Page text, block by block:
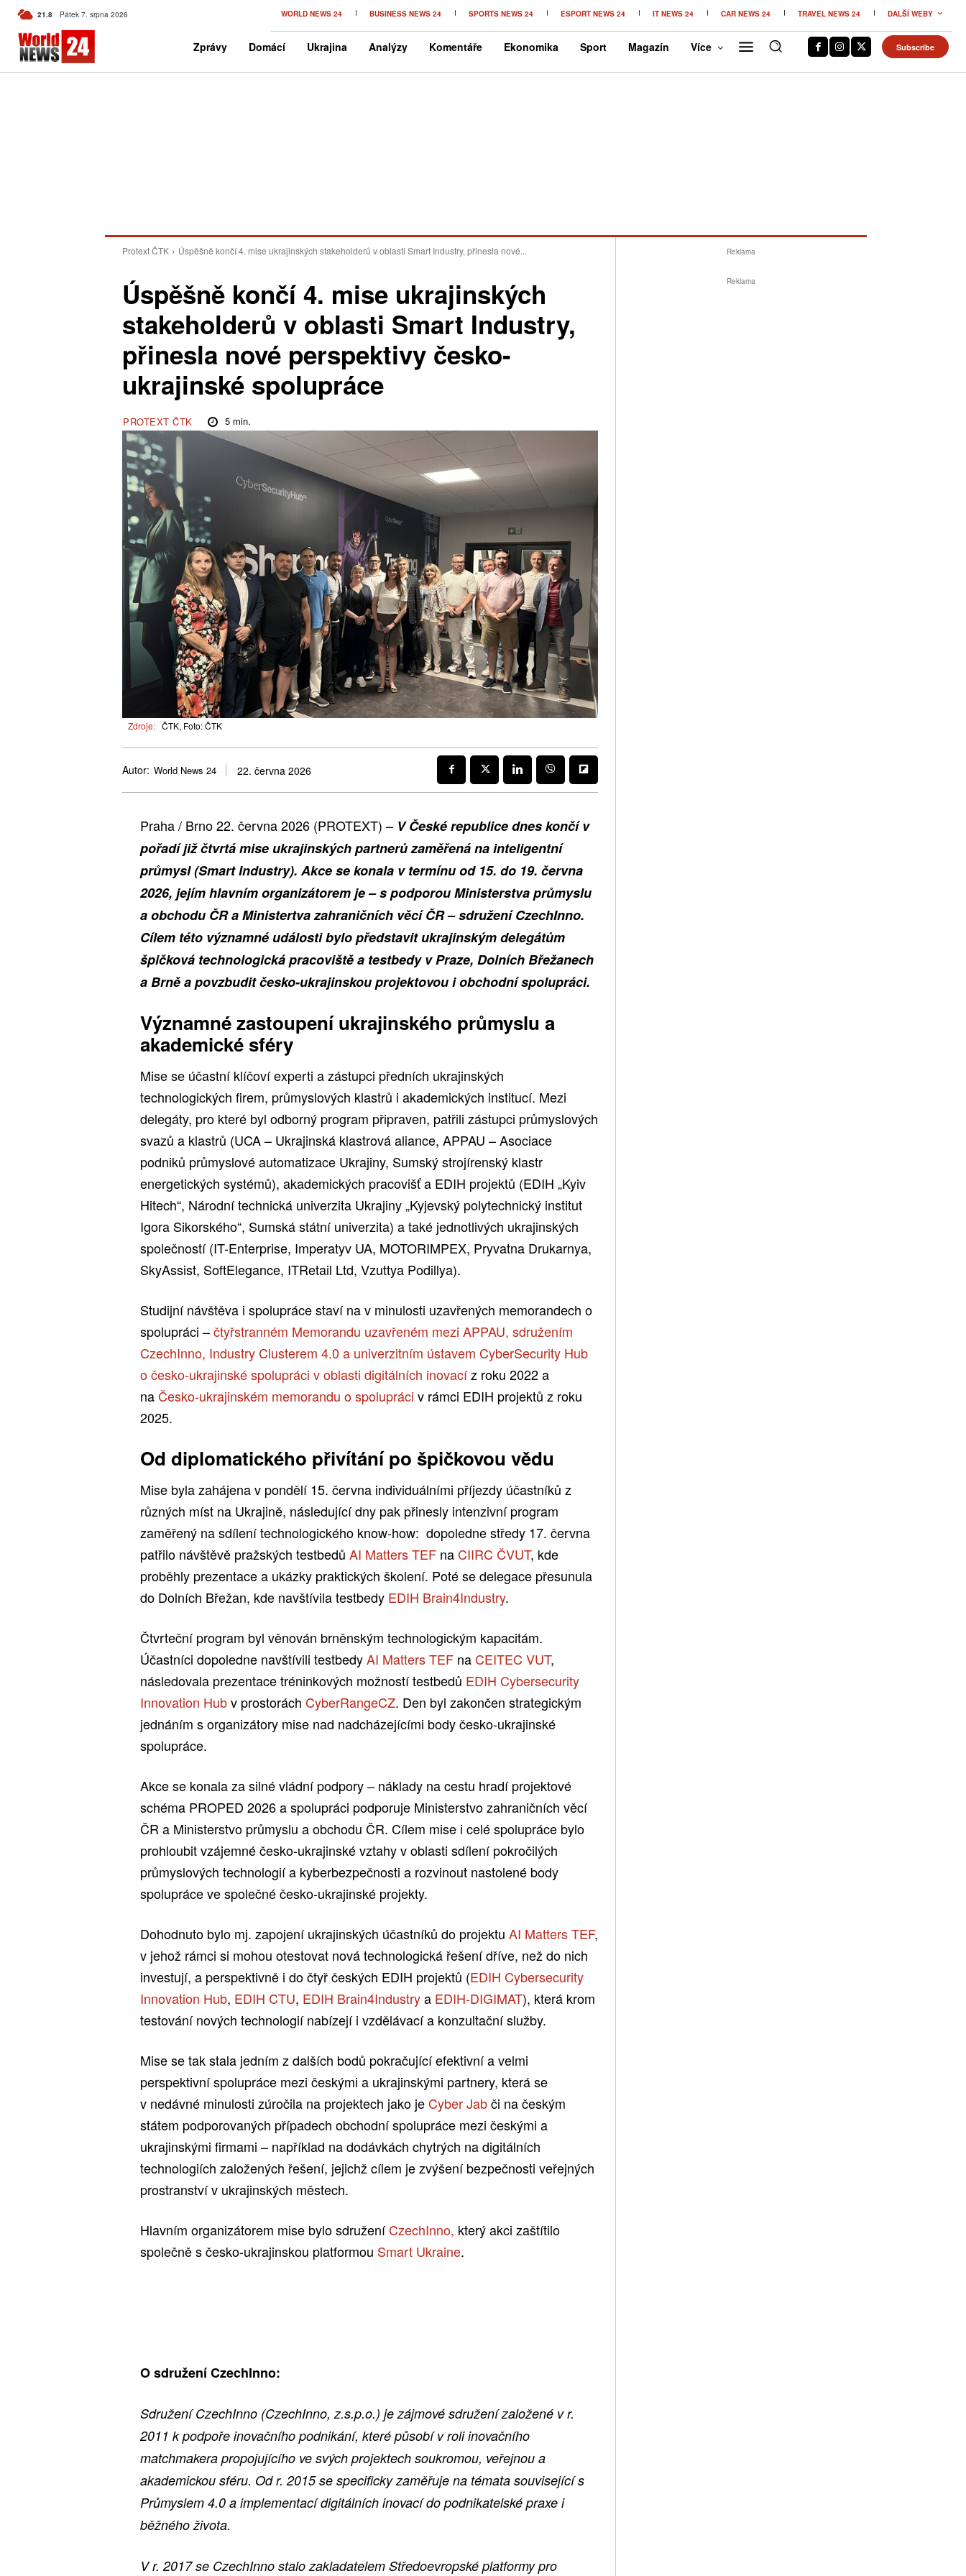
21.8 C Czech
Pátek 7. srpna 2026 WORLD NEWS 24 BUSINESS NEWS 24 SPORTS NEWS 24 ESPORT NEWS 24 IT NEWS 24 CAR NEWS 24 TRAVEL NEWS 24 DALŠÍ WEBY
Zprávy Domácí Ukrajina Analýzy Komentáře Ekonomika Sport Magazín Více Subscribe
Protext ČTK Úspěšně končí 4. mise ukrajinských stakeholderů v oblasti Smart Industry, přinesla nové...
Úspěšně končí 4. mise ukrajinských
stakeholderů v oblasti Smart Industry,
přinesla nové perspektivy česko-
ukrajinské spolupráce
PROTEXT ČTK 5min.
Zdroje: ČTK, Foto: ČTK
Autor: World News 24 22. června 2026
Praha / Brno 22. června 2026 (PROTEXT) – V České republice dnes končí v
pořadí již čtvrtá mise ukrajinských partnerů zaměřená na inteligentní
průmysl (Smart Industry). Akce se konala v termínu od 15. do 19. června
2026, jejím hlavním organizátorem je – s podporou Ministerstva průmyslu
a obchodu ČR a Ministertva zahraničních věcí ČR – sdružení CzechInno.
Cílem této významné události bylo představit ukrajinským delegátům
špičková technologická pracoviště a testbedy v Praze, Dolních Břežanech
a Brně a povzbudit česko-ukrajinskou projektovou i obchodní spolupráci.
Významné zastoupení ukrajinského průmyslu a
akademické sféry
Mise se účastní klíčoví experti a zástupci předních ukrajinských
technologických firem, průmyslových klastrů i akademických institucí. Mezi
delegáty, pro které byl odborný program připraven, patřili zástupci průmyslových
svazů a klastrů (UCA – Ukrajinská klastrová aliance, APPAU – Asociace
podniků průmyslové automatizace Ukrajiny, Sumský strojírenský klastr
energetických systémů), akademických pracovišť a EDIH projektů (EDIH „Kyiv
Hitech“, Národní technická univerzita Ukrajiny „Kyjevský polytechnický institut
Igora Sikorského“, Sumská státní univerzita) a také jednotlivých ukrajinských
společností (IT-Enterprise, Imperatyv UA, MOTORIMPEX, Pryvatna Drukarnya,
SkyAssist, SoftElegance, ITRetail Ltd, Vzuttya Podillya).
Studijní návštěva i spolupráce staví na v minulosti uzavřených memorandech o
spolupráci –čtyřstranném Memorandu uzavřeném mezi APPAU, sdružením
CzechInno, Industry Clusterem 4.0 a univerzitním ústavem CyberSecurity Hub
o česko-ukrajinské spolupráci v oblasti digitálních inovacíz roku 2022 a
na Česko-ukrajinském memorandu o spolupráci v rámci EDIH projektů z roku
2025.
Od diplomatického přivítání po špičkovou vědu
Mise byla zahájena v pondělí 15. června individuálními příjezdy účastníků z
různých míst na Ukrajině, následující dny pak přinesly intenzivní program
zaměřený na sdílení technologického know-how: dopoledne středy 17. června
patřilo návštěvě pražských testbedů AI Matters TEF na CIIRC ČVUT, kde
proběhly prezentace a ukázky praktických školení. Poté se delegace přesunula
do Dolních Břežan, kde navštívila testbedy EDIH Brain4Industry.
Čtvrteční program byl věnován brněnským technologickým kapacitám.
Účastníci dopoledne navštívili testbedyAI Matters TEF na CEITEC VUT,
následovala prezentace tréninkových možností testbedů EDIH Cybersecurity
Innovation Hubv prostorách CyberRangeCZ. Den byl zakončen strategickým
jednáním s organizátory mise nad nadcházejícími body česko-ukrajinské
spolupráce.
Akce se konala za silné vládní podpory – náklady na cestu hradí projektové
schéma PROPED 2026 a spolupráci podporuje Ministerstvo zahraničních věcí
ČR a Ministerstvo průmyslu a obchodu ČR. Cílem mise i celé spolupráce bylo
prohloubit vzájemné česko-ukrajinské vztahy v oblasti sdílení pokročilých
průmyslových technologií a kyberbezpečnosti a rozvinout nastolené body
spolupráce ve společné česko-ukrajinské projekty.
Dohodnuto bylo mj. zapojení ukrajinských účastníků do projektu AI Matters TEF,
v jehož rámci si mohou otestovat nová technologická řešení dříve, než do nich
investují, a perspektivně i do čtyř českých EDIH projektů (EDIH Cybersecurity
Innovation Hub, EDIH CTU, EDIH Brain4Industrya EDIH-DIGIMAT), která krom
testování nových technologií nabízejí i vzdělávací a konzultační služby.
Mise se tak stala jedním z dalších bodů pokračující efektivní a velmi
perspektivní spolupráce mezi českými a ukrajinskými partnery, která se
v nedávné minulosti zúročila na projektech jako je Cyber Jabči na českým
státem podporovaných případech obchodní spolupráce mezi českými a
ukrajinskými firmami – například na dodávkách chytrých na digitálních
technologiích založených řešení, jejichž cílem je zvýšení bezpečnosti veřejných
prostranství v ukrajinských městech.
Hlavním organizátorem mise bylo sdruženíCzechInno, který akci zaštítilo
společně s česko-ukrajinskou platformou Smart Ukraine.
O sdružení CzechInno:
Sdružení CzechInno (CzechInno, z.s.p.o.) je zájmové sdružení založené v r.
2011 k podpoře inovačního podnikání, které působí v roli inovačního
matchmakera propojujícího ve svých projektech soukromou, veřejnou a
akademickou sféru. Od r. 2015 se specificky zaměřuje na témata související s
Průmyslem 4.0 a implementací digitálních inovací do podnikatelské praxe i
běžného života.
V r. 2017 se CzechInno stalo zakladatelem Středoevropské platformy pro
Reklama
Reklama